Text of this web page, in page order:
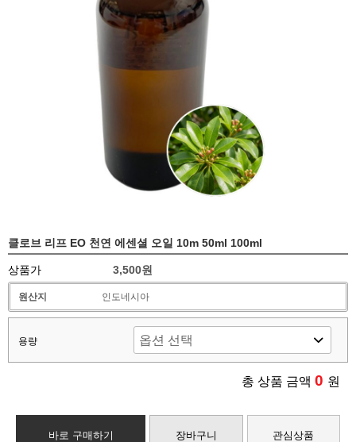
클로브 리프 EO 천연 에센셜 오일 10m 50ml 100ml
상품가 3,500원
원산지 인도네시아
용량
총 상품 금액 0 원
바로 구매하기 장바구니 관심상품